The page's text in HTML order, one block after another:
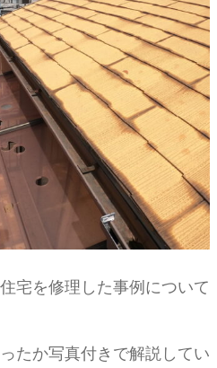
宅を修理した事例について
たか写真付きで解説してい